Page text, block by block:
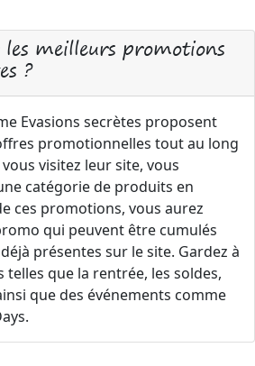
meilleurs promotions
?
Evasions secrètes proposent
promotionnelles tout au long
visitez leur site, vous
catégorie de produits en
ces promotions, vous aurez
qui peuvent être cumulés
présentes sur le site. Gardez à
telles que la rentrée, les soldes,
que des événements comme